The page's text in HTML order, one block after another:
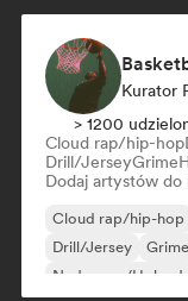
Kurator
> 1200
Cloud rap/hip-hop
Drill/JerseyGrime
Dodaj artystów
Cloud rap/hip-hop
Drill/Jersey
Grime
Nederpop/